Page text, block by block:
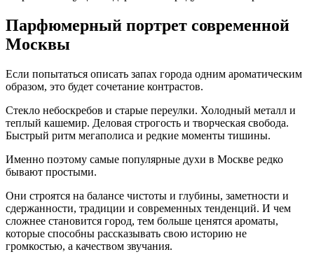
Парфюмерный портрет современной
Москвы
Если попытаться описать запах города одним ароматическим
образом, это будет сочетание контрастов.
Стекло небоскребов и старые переулки. Холодный металл и
теплый кашемир. Деловая строгость и творческая свобода.
Быстрый ритм мегаполиса и редкие моменты тишины.
Именно поэтому самые популярные духи в Москве редко
бывают простыми.
Они строятся на балансе чистоты и глубины, заметности и
сдержанности, традиции и современных тенденций. И чем
сложнее становится город, тем больше ценятся ароматы,
которые способны рассказывать свою историю не
громкостью, а качеством звучания.